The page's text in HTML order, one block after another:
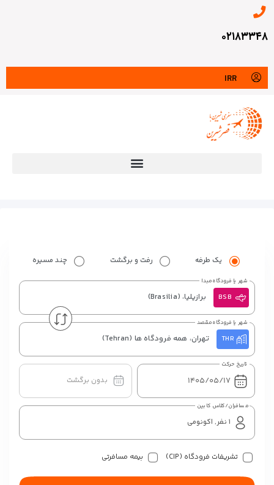
۰۲۱۸۳۳۴۸
IRR
یک طرفه رفت و برگشت چند مسیره
BSB برازیلیا، (Brasilia)
شهر یا فرودگاه مبدا
THR تهران، همه فرودگاه ها (Tehran)
شهر یا فرودگاه مقصد
تاریخ حرکت
بدون برگشت
مسافران/کلاس کابین
تشریفات فرودگاه (CIP) بیمه مسافرتی